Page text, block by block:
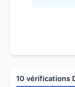
10 vérifications